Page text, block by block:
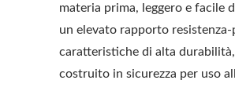
materia prima, leggero e facile
un elevato rapporto resistenza-
caratteristiche di alta durabilità,
costruito in sicurezza per uso